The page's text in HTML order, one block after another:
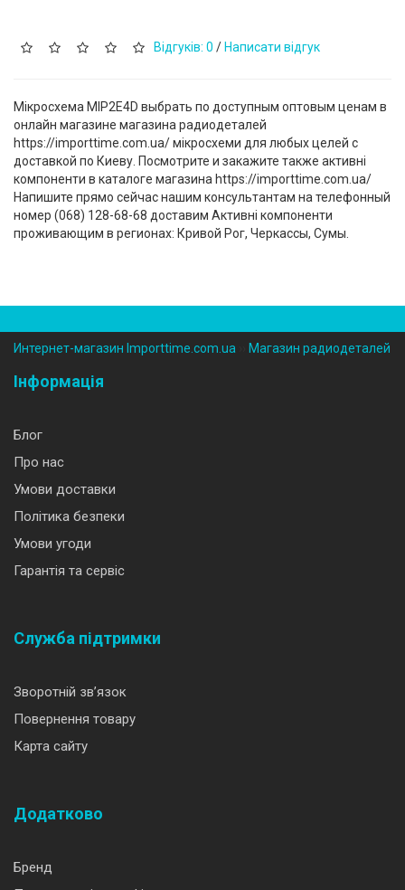
Відгуків: 0 / Написати відгук
Мікросхема MIP2E4D выбрать по доступным оптовым ценам в
онлайн магазине магазина радиодеталей
https://importtime.com.ua/ мікросхеми для любых целей с
доставкой по Киеву. Посмотрите и закажите также активні
компоненти в каталоге магазина https://importtime.com.ua/
Напишите прямо сейчас нашим консультантам на телефонный
номер (‎068) 128-68-68 доставим Активні компоненти
проживающим в регионах: Кривой Рог, Черкассы, Сумы.
Интернет-магазин Importtime.com.ua Магазин радиодеталей
Інформація
Блог
Про нас
Умови доставки
Політика безпеки
Умови угоди
Гарантія та сервіс
Служба підтримки
Зворотній зв’язок
Повернення товару
Карта сайту
Додатково
Бренд